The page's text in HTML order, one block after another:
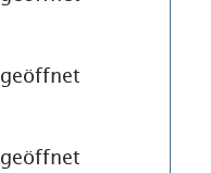
geöffnet
geöffnet